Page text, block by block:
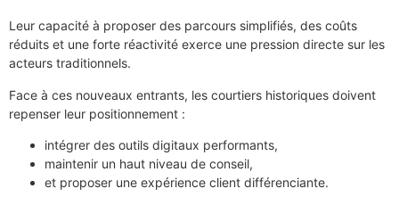
Leur capacité à proposer des parcours simplifiés, des coûts
réduits et une forte réactivité exerce une pression directe sur les
acteurs traditionnels.
Face à ces nouveaux entrants, les courtiers historiques doivent
repenser leur positionnement :
intégrer des outils digitaux performants,
maintenir un haut niveau de conseil,
et proposer une expérience client différenciante.